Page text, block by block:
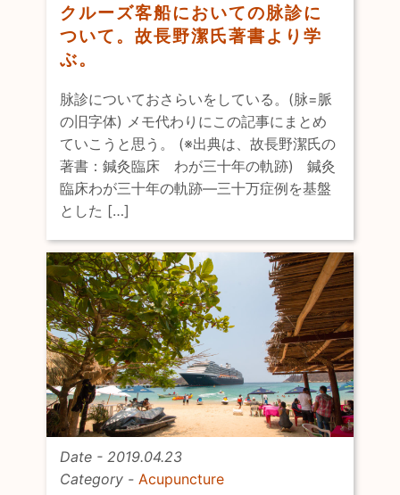
クルーズ客船においての脉診に
ついて。故長野潔氏著書より学
ぶ。
脉診についておさらいをしている。(脉=脈
の旧字体) メモ代わりにこの記事にまとめ
ていこうと思う。 (※出典は、故長野潔氏の
著書：鍼灸臨床 わが三十年の軌跡) 鍼灸
臨床わが三十年の軌跡―三十万症例を基盤
とした […]
Date - 2019.04.23
Category - Acupuncture